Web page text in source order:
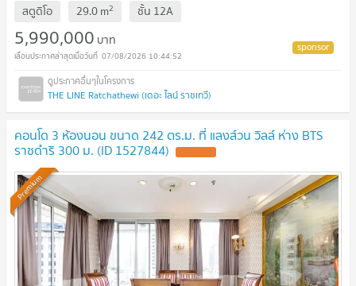
สตูดิโอ 29.0m2 ชั้น 12A
5,990,000 บาท
07/08/2026 10:44:52
THE LINE Ratchathewi (เดอะ ไลน์ ราชเทวี)
คอนโด 3 ห้องนอน ขนาด 242 ตร.ม. ที่ แลงส์วน วิลล์ ห่าง BTS
ราชดำริ 300 ม. (ID 1527844)
Premium